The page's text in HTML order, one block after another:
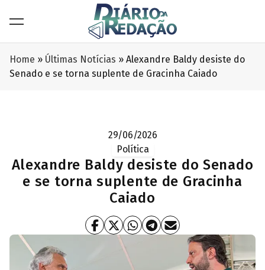
Home » Últimas Notícias » Alexandre Baldy desiste do
Senado e se torna suplente de Gracinha Caiado
29/06/2026
Política
Alexandre Baldy desiste do Senado
e se torna suplente de Gracinha
Caiado